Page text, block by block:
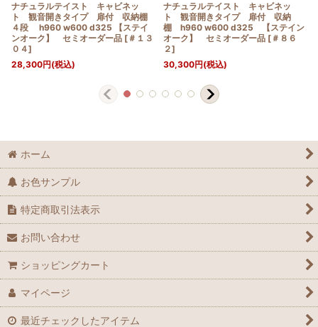
ナチュラルテイスト キャビネッ
ト 観音開きタイプ 扉付 収納棚
４段 h960 w600 d325 【ステイ
ンオーク】 セミオーダー品 [ ＃１３
０４]
28,300円(税込)
ナチュラルテイスト キャビネッ
ト 観音開きタイプ 扉付 収納
棚 h960 w600 d325 【ステイン
オーク】 セミオーダー品 [ ＃８６
２]
30,300円(税込)
ホーム
お色サンプル
特定商取引法表示
お問い合わせ
ショッピングカート
マイページ
最近チェックしたアイテム